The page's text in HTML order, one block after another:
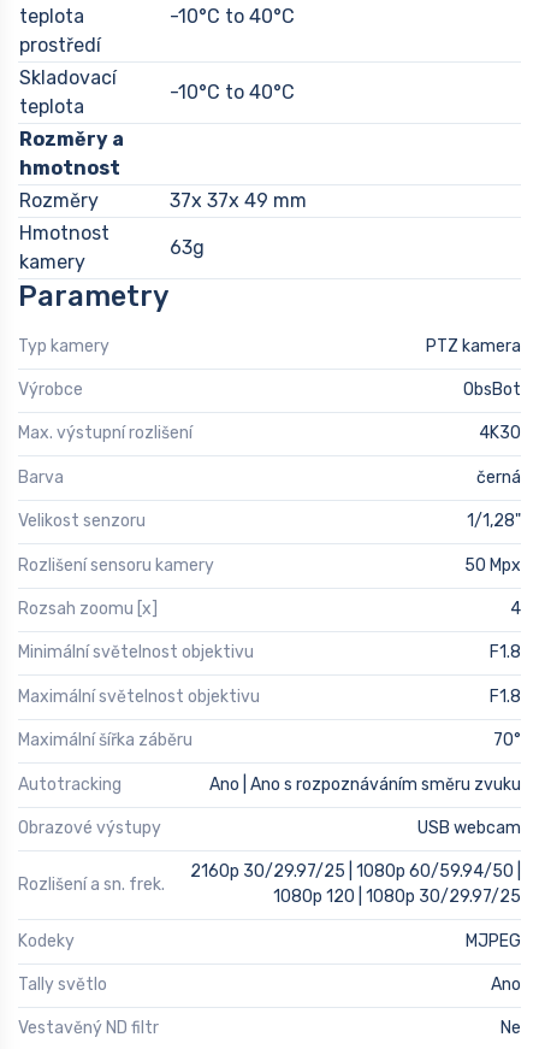
teplota
prostředí
-10°C to 40°C
Skladovací
teplota
-10°C to 40°C
Rozměry a
hmotnost
Rozměry
37x 37x 49 mm
Hmotnost
kamery
63g
Parametry
Typ kamery PTZ kamera
Výrobce ObsBot
Max. výstupní rozlišení 4K30
Barva černá
Velikost senzoru 1/1,28"
Rozlišení sensoru kamery 50 Mpx
Rozsah zoomu [x] 4
Minimální světelnost objektivu F1.8
Maximální světelnost objektivu F1.8
Maximální šířka záběru 70°
Autotracking Ano | Ano s rozpoznáváním směru zvuku
Obrazové výstupy USB webcam
Rozlišení a sn. frek.
2160p 30/29.97/25 | 1080p 60/59.94/50 |
1080p 120 | 1080p 30/29.97/25
Kodeky MJPEG
Tally světlo Ano
Vestavěný ND filtr Ne